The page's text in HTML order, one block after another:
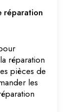
réparation
réparation
pièces de
les